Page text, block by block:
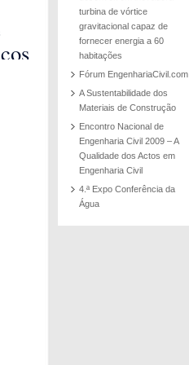
turbina de vórtice
gravitacional capaz de
fornecer energia a 60
habitações
Fórum EngenhariaCivil.com
A Sustentabilidade dos
Materiais de Construção
Encontro Nacional de
Engenharia Civil 2009 – A
Qualidade dos Actos em
Engenharia Civil
4.ª Expo Conferência da
Água